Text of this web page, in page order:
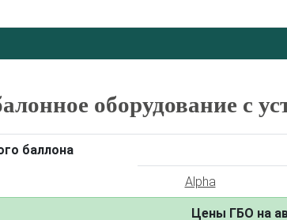
оборудование с
баллона
Alpha
Цены ГБО на